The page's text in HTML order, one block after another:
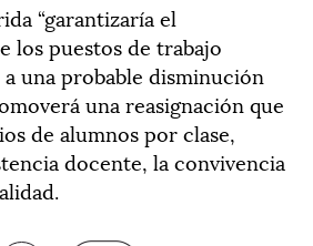
“garantizaría el
los puestos de trabajo
una probable disminución
una reasignación que
de alumnos por clase,
docente, la convivencia